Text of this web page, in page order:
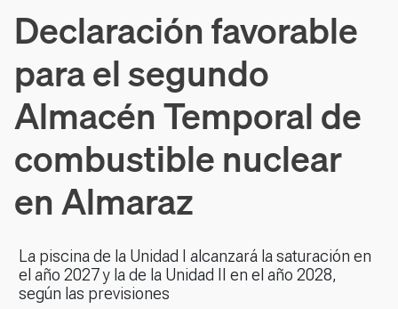
Declaración favorable
para el segundo
Almacén Temporal de
combustible nuclear
en Almaraz
La piscina de la Unidad I alcanzará la saturación en
el año 2027 y la de la Unidad II en el año 2028,
según las previsiones